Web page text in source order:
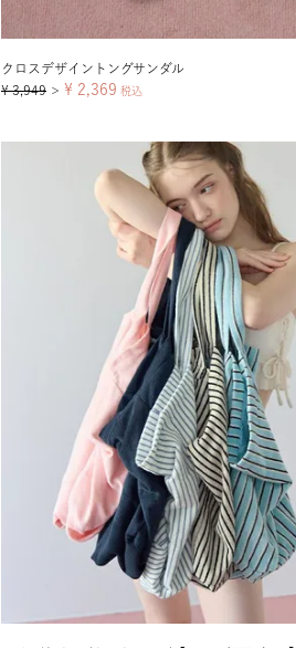
クロスデザイントングサンダル
¥ 3,949 ＞ ¥ 2,369 税込